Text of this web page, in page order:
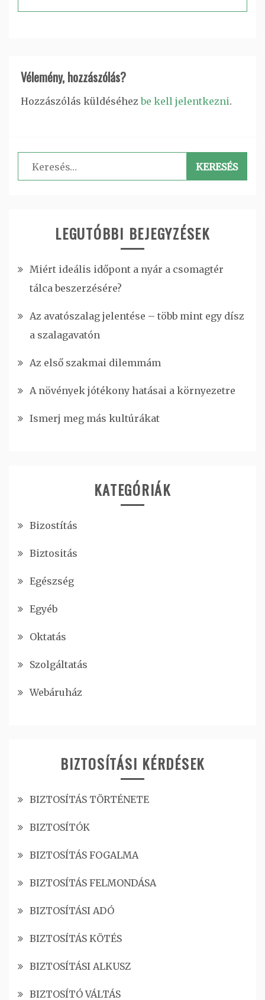
Vélemény, hozzászólás?
Hozzászólás küldéséhezbe kell jelentkezni.
Keresés:
LEGUTÓBBI BEJEGYZÉSEK
Miért ideális időpont a nyár a csomagtér
tálca beszerzésére?
Az avatószalag jelentése – több mint egy dísz
a szalagavatón
Az első szakmai dilemmám
A növények jótékony hatásai a környezetre
Ismerj meg más kultúrákat
KATEGÓRIÁK
Bizostítás
Biztositás
Egészség
Egyéb
Oktatás
Szolgáltatás
Webáruház
BIZTOSÍTÁSI KÉRDÉSEK
BIZTOSÍTÁS TÖRTÉNETE
BIZTOSÍTÓK
BIZTOSÍTÁS FOGALMA
BIZTOSÍTÁS FELMONDÁSA
BIZTOSÍTÁSI ADÓ
BIZTOSÍTÁS KÖTÉS
BIZTOSÍTÁSI ALKUSZ
BIZTOSÍTÓ VÁLTÁS